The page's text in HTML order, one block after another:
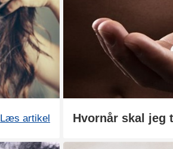
Læs artikel Hvornår skal jeg